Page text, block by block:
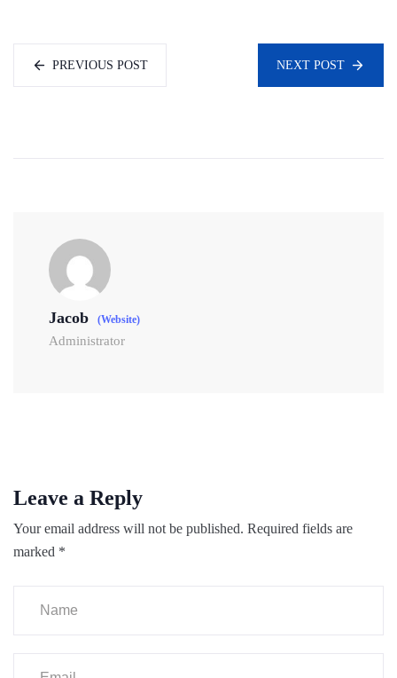
PREVIOUS POST NEXT POST
Jacob (Website)
Administrator
Leave a Reply
Your email address will not be published. Required fields are
marked *